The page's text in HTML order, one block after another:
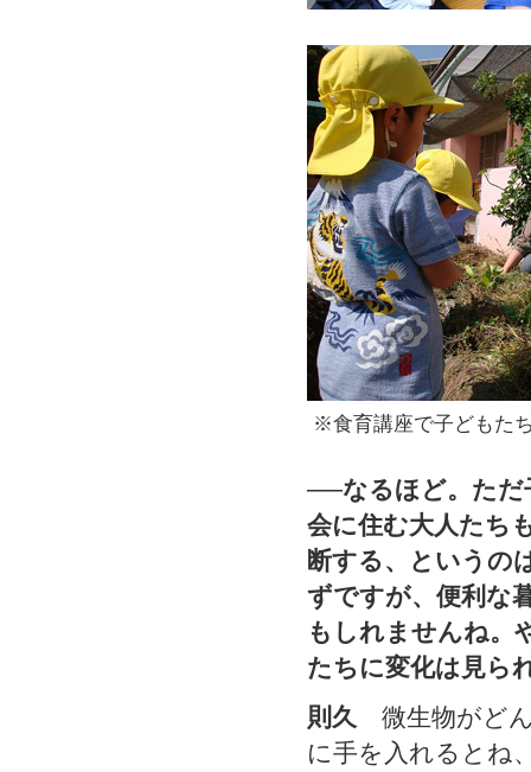
※食育講座で子どもた
──なるほど。ただ
会に住む大人たち
断する、というの
ずですが、便利な
もしれませんね。
たちに変化は見ら
則久
微生物がど
に手を入れるとね